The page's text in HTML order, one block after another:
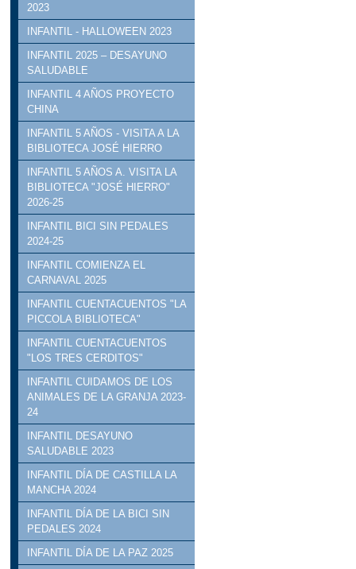
2023
INFANTIL - HALLOWEEN 2023
INFANTIL 2025 – DESAYUNO
SALUDABLE
INFANTIL 4 AÑOS PROYECTO
CHINA
INFANTIL 5 AÑOS - VISITA A LA
BIBLIOTECA JOSÉ HIERRO
INFANTIL 5 AÑOS A. VISITA LA
BIBLIOTECA "JOSÉ HIERRO"
2026-25
INFANTIL BICI SIN PEDALES
2024-25
INFANTIL COMIENZA EL
CARNAVAL 2025
INFANTIL CUENTACUENTOS "LA
PICCOLA BIBLIOTECA"
INFANTIL CUENTACUENTOS
"LOS TRES CERDITOS"
INFANTIL CUIDAMOS DE LOS
ANIMALES DE LA GRANJA 2023-
24
INFANTIL DESAYUNO
SALUDABLE 2023
INFANTIL DÍA DE CASTILLA LA
MANCHA 2024
INFANTIL DÍA DE LA BICI SIN
PEDALES 2024
INFANTIL DÍA DE LA PAZ 2025